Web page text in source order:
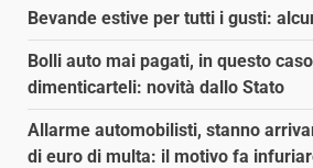
Bevande estive per tutti i gusti:
Bolli auto mai pagati, in questo
dimenticarteli: novità dallo Stato
Allarme automobilisti, stanno
di euro di multa: il motivo fa